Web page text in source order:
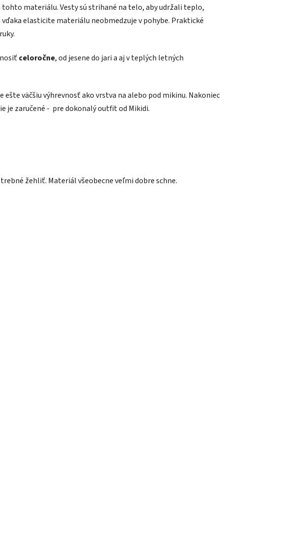
materiálu. Vesty sú strihané na telo, aby udržali teplo,
elasticite materiálu neobmedzuje v pohybe. Praktické
celoročne, od jesene do jari a aj v teplých letných
ešte väčšiu výhrevnosť ako vrstva na alebo pod mikinu. Nakoniec
je zaručené - pre dokonalý outfit od Mikidi.
žehliť. Materiál všeobecne veľmi dobre schne.